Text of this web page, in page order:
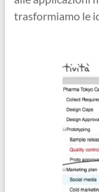
trasformiamo le